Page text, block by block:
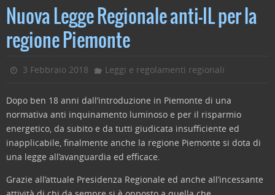
Nuova Legge Regionale anti-IL per la
regione Piemonte
3 Febbraio 2018 Leggi e regolamenti regionali
Dopo ben 18 anni dall’introduzione in Piemonte di una
normativa anti inquinamento luminoso e per il risparmio
energetico, da subito e da tutti giudicata insufficiente ed
inapplicabile, finalmente anche la regione Piemonte si dota di
una legge all’avanguardia ed efficace.
Grazie all’attuale Presidenza Regionale ed anche all’incessante